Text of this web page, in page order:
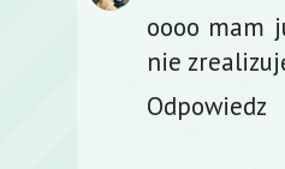
oooo mam
nie
Odpowiedz